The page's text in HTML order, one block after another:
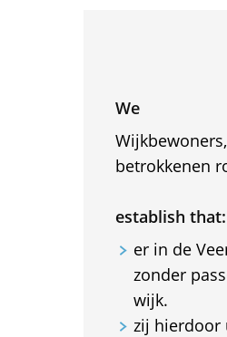
We
betrokkenen
establish that:
er in de
zonder
wijk.
zij hierdoor